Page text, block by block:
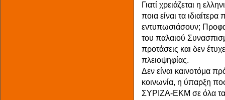
Γιατί χρειάζεται η
ποια είναι τα
εντυπωσιάσουν;
του παλαιού
προτάσεις και δεν
πλειοψηφίας.
Δεν είναι καινοτόμα
κοινωνία, η ύπαρξη
ΣΥΡΙΖΑ-ΕΚΜ σε όλα τα